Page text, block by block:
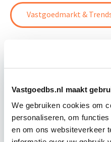
Vastgoedbs.nl maakt
We gebruiken cookies om
personaliseren, om
en om ons websiteverkeer
Vastgoedmarkt &
Business Case
Tijdens deze opleiding